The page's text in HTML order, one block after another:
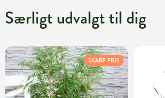
Særligt udvalgt til dig
SKARP PRIS